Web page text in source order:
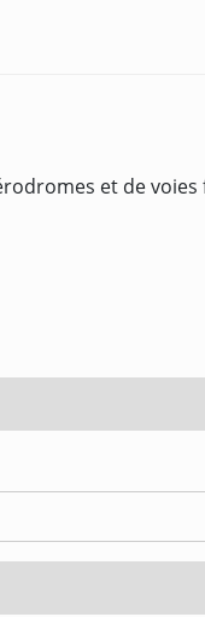
et de voies